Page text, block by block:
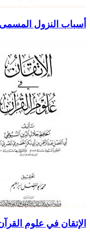
أسباب النزول
الإتقان في علوم